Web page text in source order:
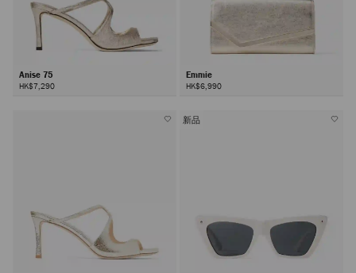
Anise 75
HK$7,290
Emmie
HK$6,990
新品